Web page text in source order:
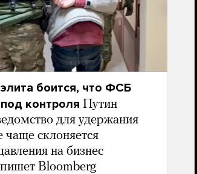
боится, что ФСБ
контроля Путин
для удержания
чаще склоняется
на бизнес
Bloomberg